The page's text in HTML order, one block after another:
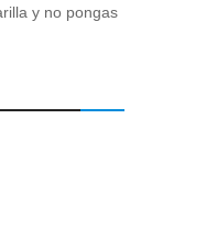
y no pongas